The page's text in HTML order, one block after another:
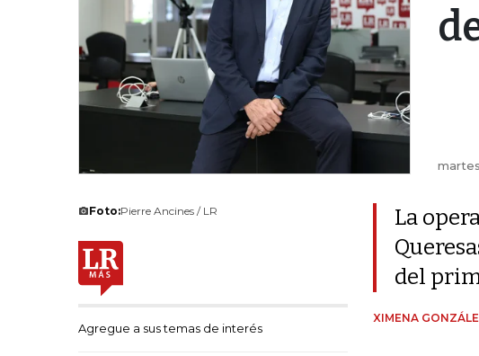
Foto:Pierre Ancines / LR
Agregue a sus temas de interés
La
del
XIMENA